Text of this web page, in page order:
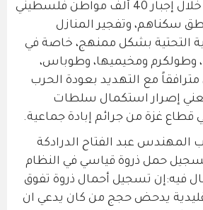
الضفة الغربية، من خلال إجبار 40 ألف مواطن فلسطيني
سكناهم، وتفجير المنازل
التحتية بشكل ممنهج، خاصة في
وطولكرم ومخيميها، وطوباس،
مترافقاً مع التهديد بعودة الحرب
إصرار استكمال سلطات
قطاع غزة من جرائم إبادة جماعية.
عبد الفتاح الدرادكة
حمل ذروة قياسي في النظام
قال فيه:إن تسجيل أحمال ذروة تفوق
يدحض حجج من كان يدعي ان